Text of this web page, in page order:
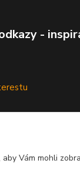
-
Vám mohli